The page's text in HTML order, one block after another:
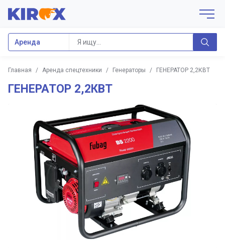
Аренда
Главная / Аренда спецтехники / Генераторы / ГЕНЕРАТОР 2,2КВТ
ГЕНЕРАТОР 2,2КВТ